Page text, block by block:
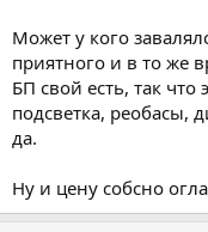
Может у кого
приятного и в то же
БП свой есть, так
подсветка, реобасы,
да.
Ну и цену собсно